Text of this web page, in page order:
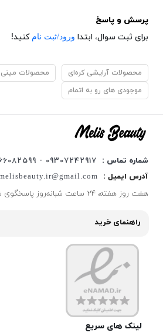
پرسش و پاسخ
برای ثبت سوال، ابتدا ورود/ثبت نام کنید!
محصولات آرایشی کره‌ای
محصولات مینی
موجودی های رو به اتمام
شماره تماس :
09307242917 - 02166082599
آدرس ایمیل :
هفت روز هفته، ۲۴ ساعت شبانه‌روز پاسخگوی شما هستیم.
راهنمای خرید
لینک های سریع